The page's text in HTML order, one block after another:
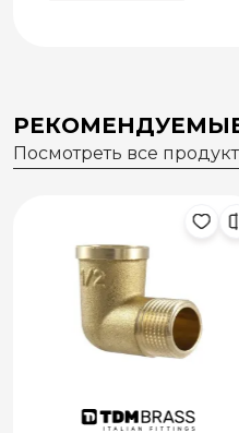
Посмотреть все